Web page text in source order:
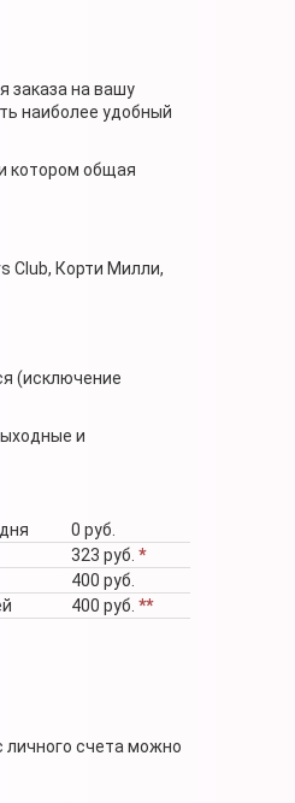
заказа на вашу
наиболее удобный
котором общая
Club, Корти Милли,
(исключение
и
0 руб.
323 руб. *
400 руб.
400 руб. **
личного счета можно